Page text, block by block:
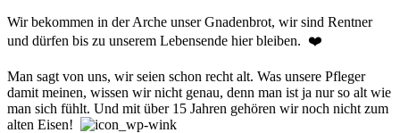
Wir bekommen in der Arche unser Gna­den­brot, wir sind Rentner
und dürfen bis zu unserem Le­bens­ende hier bleiben. ❤️
Man sagt von uns, wir seien schon recht alt. Was unsere Pfleger
damit meinen, wissen wir nicht genau, denn man ist ja nur so alt wie
man sich fühlt. Und mit über 15 Jahren gehör­en wir noch nicht zum
alten Eisen!